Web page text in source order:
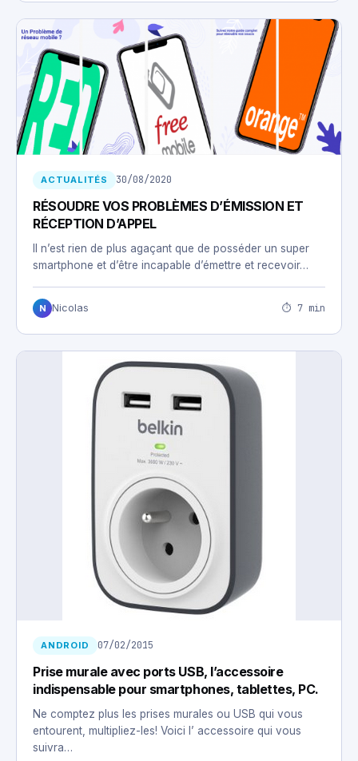
ACTUALITÉS 30/08/2020
RÉSOUDRE VOS PROBLÈMES D’ÉMISSION ET
RÉCEPTION D’APPEL
Il n’est rien de plus agaçant que de posséder un super
smartphone et d’être incapable d’émettre et recevoir…
N Nicolas ⏱ 7 min
ANDROID 07/02/2015
Prise murale avec ports USB, l’accessoire
indispensable pour smartphones, tablettes, PC.
Ne comptez plus les prises murales ou USB qui vous
entourent, multipliez-les! Voici l’ accessoire qui vous
suivra…